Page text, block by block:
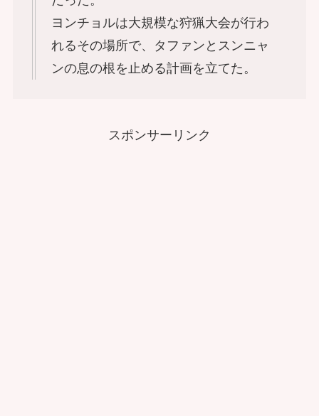
ヨンチョルは大規模な狩猟大会が行わ
れるその場所で、タファンとスンニャ
ンの息の根を止める計画を立てた。
スポンサーリンク